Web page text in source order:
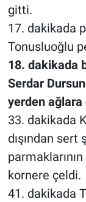
gitti.
17. dakikada
Tonusluoğlu
18. dakikada
Serdar
yerden
33. dakikada
dışından
kornere çeldi.
41. dakikada